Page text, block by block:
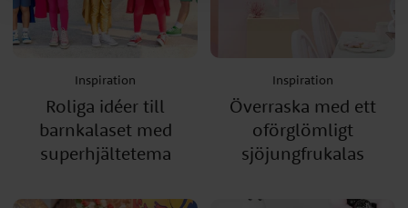
Inspiration
Roliga idéer till
barnkalaset med
superhjältetema
Inspiration
Överraska med ett
oförglömligt
sjöjungfrukalas